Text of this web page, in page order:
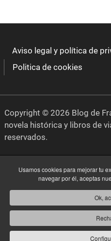
Usamos cookies para mejorar tu
navegar por él, aceptas
Ok,
Aviso legal y política de
Politica de cookies
Copyright © 2026 Blog de
novela histórica y libros de
reservados.